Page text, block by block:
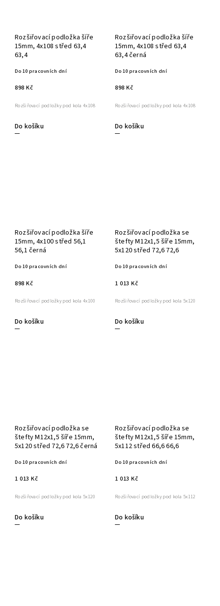
Rozšiřovací podložka šíře
15mm, 4x108 střed 63,4
63,4
Do 10 pracovních dní
898 Kč
Do košíku
Rozšiřovací podložky pod kola 4x108
Rozšiřovací podložka šíře
15mm, 4x108 střed 63,4
63,4 černá
Do 10 pracovních dní
898 Kč
Do košíku
Rozšiřovací podložky pod kola 4x108
Rozšiřovací podložka šíře
15mm, 4x100 střed 56,1
56,1 černá
Do 10 pracovních dní
898 Kč
Do košíku
Rozšiřovací podložky pod kola 4x100
Rozšiřovací podložka se
štefty M12x1,5 šíře 15mm,
5x120 střed 72,6 72,6
Do 10 pracovních dní
1 013 Kč
Do košíku
Rozšiřovací podložky pod kola 5x120
Rozšiřovací podložka se
štefty M12x1,5 šíře 15mm,
5x120 střed 72,6 72,6 černá
Do 10 pracovních dní
1 013 Kč
Do košíku
Rozšiřovací podložky pod kola 5x120
Rozšiřovací podložka se
štefty M12x1,5 šíře 15mm,
5x112 střed 66,6 66,6
Do 10 pracovních dní
1 013 Kč
Do košíku
Rozšiřovací podložky pod kola 5x112